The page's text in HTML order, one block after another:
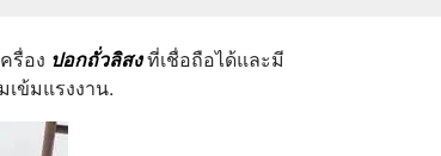
รื่อง ปอกถั่วลิสงที่เชื่อถือได้และมี
ข้มแรงงาน.